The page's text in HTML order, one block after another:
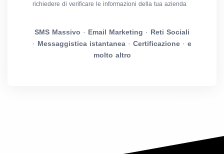
richiedere di verificare le informazioni della tua azienda
SMS Massivo · Email Marketing · Reti Sociali
· Messaggistica istantanea · Certificazione · e
molto altro